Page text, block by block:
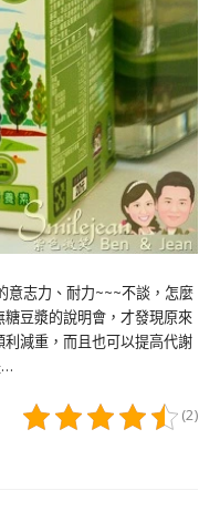
意志力、耐力~~~不談，怎麼
豆漿的說明會，才發現原來
減重，而且也可以提高代謝
…
(2)